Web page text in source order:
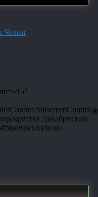
Декабристов/